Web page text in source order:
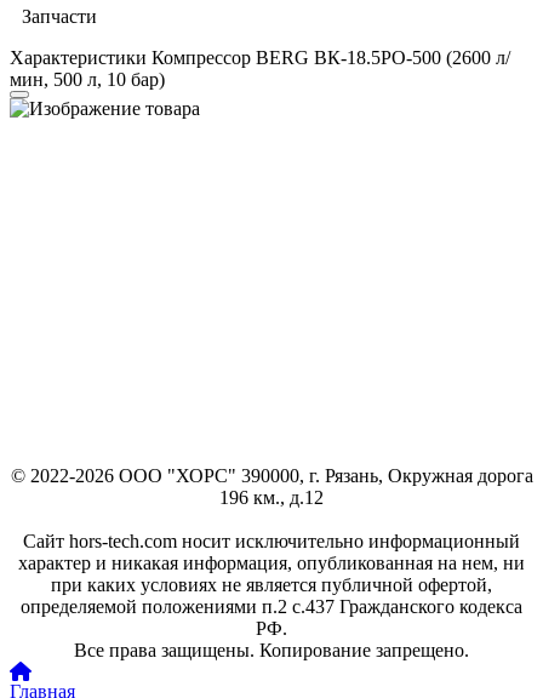
Запчасти
Характеристики Компрессор BERG ВК-18.5РО-500 (2600 л/
мин, 500 л, 10 бар)
© 2022-2026 ООО "ХОРС" 390000, г. Рязань, Окружная дорога
196 км., д.12
Сайт hors-tech.com носит исключительно информационный
характер и никакая информация, опубликованная на нем, ни
при каких условиях не является публичной офертой,
определяемой положениями п.2 с.437 Гражданского кодекса
РФ.
Все права защищены. Копирование запрещено.
Главная